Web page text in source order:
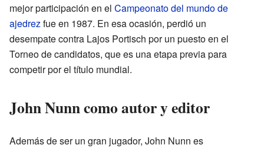
mejor participación en el Campeonato del mundo de
ajedrezfue en 1987. En esa ocasión, perdió un
desempate contra Lajos Portisch por un puesto en el
Torneo de candidatos, que es una etapa previa para
competir por el título mundial.
John Nunn como autor y editor
Además de ser un gran jugador, John Nunn es